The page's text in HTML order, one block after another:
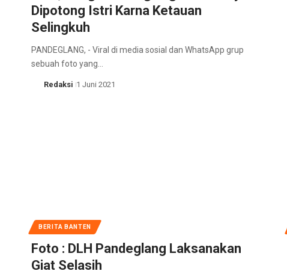
Dipotong Istri Karna Ketauan
Selingkuh
PANDEGLANG, - Viral di media sosial dan WhatsApp grup
sebuah foto yang…
Redaksi 1 Juni 2021
BERITA BANTEN
Foto : DLH Pandeglang Laksanakan
Giat Selasih